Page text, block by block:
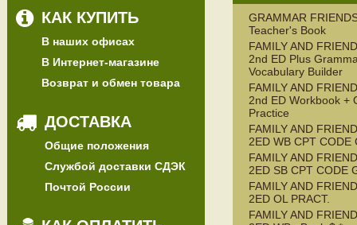
КАК КУПИТЬ
В наших офисах
В Интернет-магазине
Возврат и обмен товара
ДОСТАВКА
Общие положения
Службой доставки СДЭК
Почтой России
GRAMMAR
Teacher's Book
FAMILY AND
2nd ED Plus
Vocabulary Builder
FAMILY AND
2nd ED Workbook +
Practice
FAMILY AND
2ED WB CPT CODE
FAMILY AND
2ED SB CPT CODE
FAMILY AND
2ED OL PRACT.
FAMILY AND